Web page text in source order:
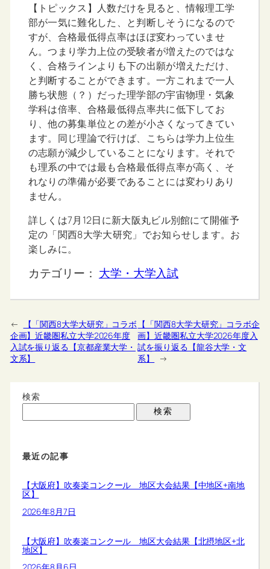
【トピックス】人数だけを見ると、情報理工学
部が一気に難化した、と判断しそうになるので
すが、合格最低得点率はほぼ変わっていませ
ん。つまり学力上位の受験者が増えたのではな
く、合格ラインよりも下の出願が増えただけ、
と判断することができます。一方これまで一人
勝ち状態（？）だった理学部の宇宙物理・気象
学科は倍率、合格最低得点率共に低下してお
り、他の募集単位との差が小さくなってきてい
ます。同じ理論で行けば、こちらは学力上位生
の志願が減少していることになります。それで
も理系の中では最も合格最低得点率が高く、そ
れなりの準備が必要であることには変わりあり
ません。
詳しくは7月12日に新大阪丸ビル別館にて開催予
定の「関西8大学大研究」でお知らせします。お
楽しみに。
カテゴリー： 大学・大学入試
←
【「関西8大学大研究」コラボ
企画】近畿圏私立大学2026年度
入試を振り返る【京都産業大学・
文系】
【「関西8大学大研究」コラボ企
画】近畿圏私立大学2026年度入
試を振り返る【龍谷大学・文
系】
→
検索
検索
最近の記事
【大阪府】吹奏楽コンクール 地区大会結果【中地区+南地
区】
2026年8月7日
【大阪府】吹奏楽コンクール 地区大会結果【北摂地区+北
地区】